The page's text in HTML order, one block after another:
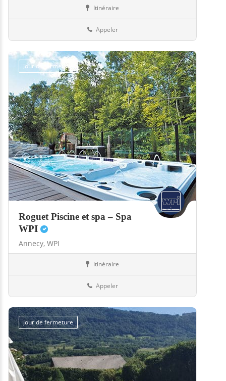
Itinéraire
Appeler
Jour de fermeture
Roguet Piscine et spa – Spa
WPI
Annecy, WPI
Itinéraire
Appeler
Jour de fermeture